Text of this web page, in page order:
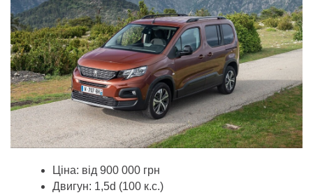
Ціна: від 900 000 грн
Двигун: 1,5d (100 к.с.)